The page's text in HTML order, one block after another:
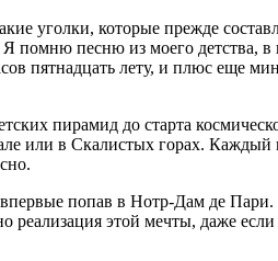
уголки, которые прежде
помню песню из моего детства, в
пятнадцать лету, и плюс еще
пирамид до старта
или в Скалистых горах. Каждый
попав в Нотр-Дам де
этой мечты, даже